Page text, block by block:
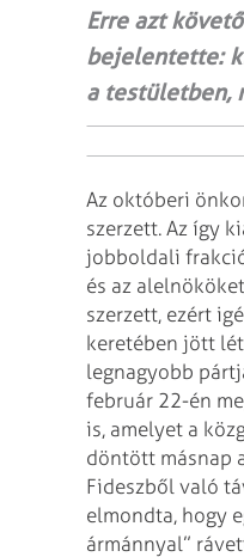
Erre azt
bejelentette:
a testületben,
Az októberi
szerzett. Az így
jobboldali
és az
szerzett, ezért
keretében jött
legnagyobb
február 22-én
is, amelyet a
döntött másnap
Fideszből való
elmondta, hogy
ármánnyal”